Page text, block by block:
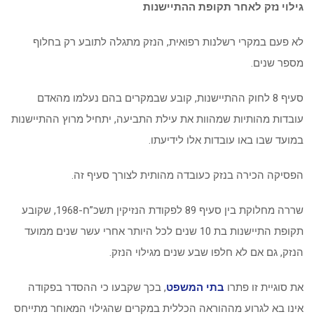
גילוי נזק לאחר תקופת ההתיישנות
לא פעם במקרי רשלנות רפואית, הנזק מתגלה לתובע רק בחלוף
מספר שנים.
סעיף 8 לחוק ההתיישנות, קובע שבמקרים בהם נעלמו מהאדם
עובדות מהותיות שמהוות את עילת התביעה, יתחיל מרוץ ההתיישנות
במועד שבו באו עובדות אלו לידיעתו.
הפסיקה הכירה בנזק כעובדה מהותית לצורך סעיף זה.
שררה מחלוקת בין סעיף 89 לפקודת הנזיקין תשכ”ח-1968, שקובע
תקופת התיישנות בת 10 שנים לכל היותר אחרי עשר שנים ממועד
הנזק, גם אם לא חלפו שבע שנים מגילוי הנזק.
את סוגיית זו פתרו בתי המשפט, בכך שקבעו כי ההסדר בפקודה
אינו בא לגרוע מההוראה הכללית במקרים שהגילוי המאוחר מתייחס